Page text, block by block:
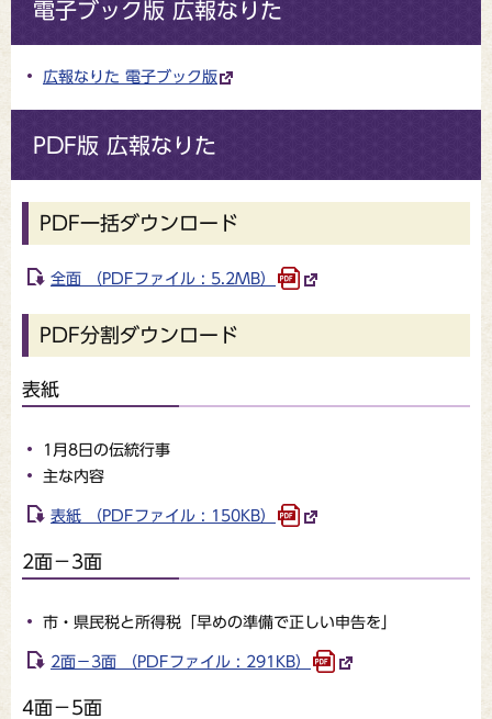
電子ブック版 広報なりた
広報なりた 電子ブック版
PDF版 広報なりた
PDF一括ダウンロード
全面 （PDFファイル : 5.2MB）
PDF分割ダウンロード
表紙
1月8日の伝統行事
主な内容
表紙 （PDFファイル : 150KB）
2面－3面
市・県民税と所得税「早めの準備で正しい申告を」
2面－3面 （PDFファイル : 291KB）
4面－5面